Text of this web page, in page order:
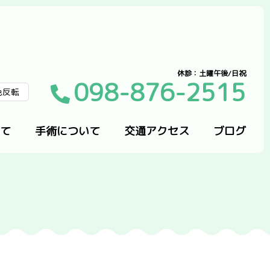
休診：土曜午後/日祝
098-876-2515
反転
手術について 交通アクセス ブログ